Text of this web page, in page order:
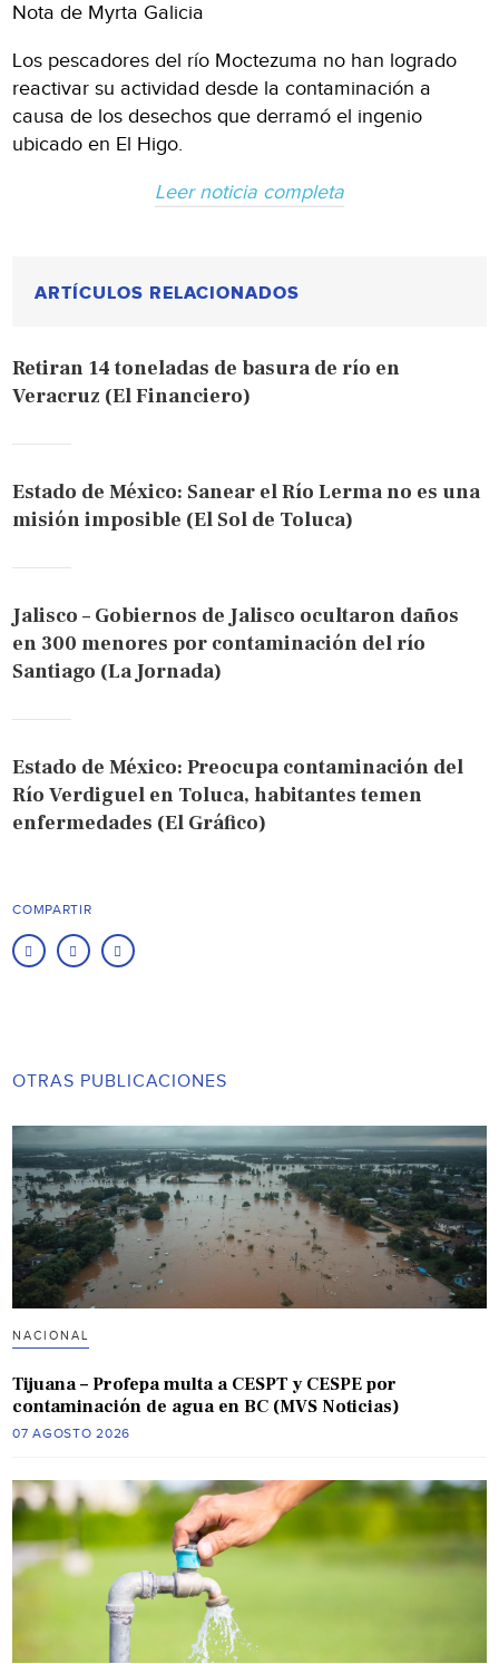
Nota de Myrta Galicia
Los pescadores del río Moctezuma no han logrado
reactivar su actividad desde la contaminación a
causa de los desechos que derramó el ingenio
ubicado en El Higo.
Leer noticia completa
ARTÍCULOS RELACIONADOS
Retiran 14 toneladas de basura de río en
Veracruz (El Financiero)
Estado de México: Sanear el Río Lerma no es una
misión imposible (El Sol de Toluca)
Jalisco – Gobiernos de Jalisco ocultaron daños
en 300 menores por contaminación del río
Santiago (La Jornada)
Estado de México: Preocupa contaminación del
Río Verdiguel en Toluca, habitantes temen
enfermedades (El Gráfico)
COMPARTIR
OTRAS PUBLICACIONES
NACIONAL
Tijuana – Profepa multa a CESPT y CESPE por
contaminación de agua en BC (MVS Noticias)
07 AGOSTO 2026